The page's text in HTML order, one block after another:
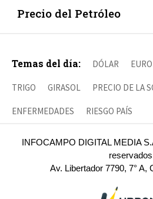
Precio del Petróleo
Temas del día: DÓLAR EURO
TRIGO GIRASOL PRECIO DE LA
ENFERMEDADES RIESGO PAÍS
INFOCAMPO DIGITAL MEDIA
Av. Libertador 7790, 7° A,